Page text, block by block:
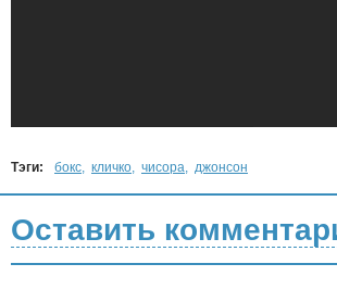
Тэги: бокс, кличко, чисора, джонсон
Оставить